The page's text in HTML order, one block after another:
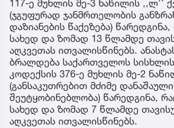
117-ე მუხლის მე-3 ნაწილის ,,ლ’’
(ჯგუფურად ჯანმრთელობის
დაზიანების წაქეზება)
სახედ და ზომად 13 წლამდე
აღკვეთას ითვალისწინებს.
ბრალდება საქართველოს
კოდექსის 376-ე მუხლის მე-2
(განსაკუთრებით მძიმე
შეუტყობინებლობა) წარედგინა,
სახედ და ზომად 7 წლამდე
აღკვეთას ითვალისწინებს.